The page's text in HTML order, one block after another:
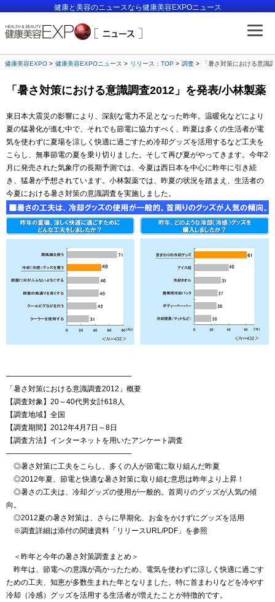
健康と美容のニュースなら健康美容EXPOニュース
健康美容EXPO 健康美容EXPOニュース リリース：TOP 調査 「暑さ対策における意識
「暑さ対策における意識調査2012」を発表/小林製薬
東日本大震災の影響により、深刻な電力不足となった昨年。温暖化などにより
夏の猛暑化が進む中で、それでも節電に協力すべく、昨夏は多くの生活者が電
気を使わずに夏場を涼しく快適に過ごすため冷却グッズを活用するなど工夫を
こらし、無事節電の夏を乗り切りました。そして再び夏がやってきます。今年2
月に発売された気象庁の長期予測では、今夏は西日本を中心に昨年に引き続
き、猛暑が予想されています。小林製薬では、昨夏の状況を踏まえ、生活者の
今夏における暑さ対策の意識調査を実施しました。
—————————————————
「暑さ対策における意識調査2012」概要
【調査対象】20～40代男女計618人
【調査地域】全国
【調査期間】2012年4月7日～8日
【調査方法】インターネットを用いたアンケート調査
—————————————————
◎暑さ対策に工夫をこらし、多くの人が節電に取り組んだ昨夏
◎2012年夏、節電と快適な暑さ対策に取り組む意思は昨年より上昇！
◎暑さの工夫は、冷却グッズの使用が一般的。首周りのグッズが人気の傾
向。
◎2012夏の暑さ対策は、さらに早期化、お金をかけずにグッズを活用
※調査詳細は添付の関連資料「リリースURL/PDF」を参照
＜昨年と今年の暑さ対策調査まとめ＞
昨年は、節電への意識が高かったため、電気を使わずに涼しく快適に過ごす
ための工夫、知恵が多数生まれた年となりました。特に首まわりなどを冷やす
冷却（冷感）グッズを活用する生活者が増えたことが特徴的です。